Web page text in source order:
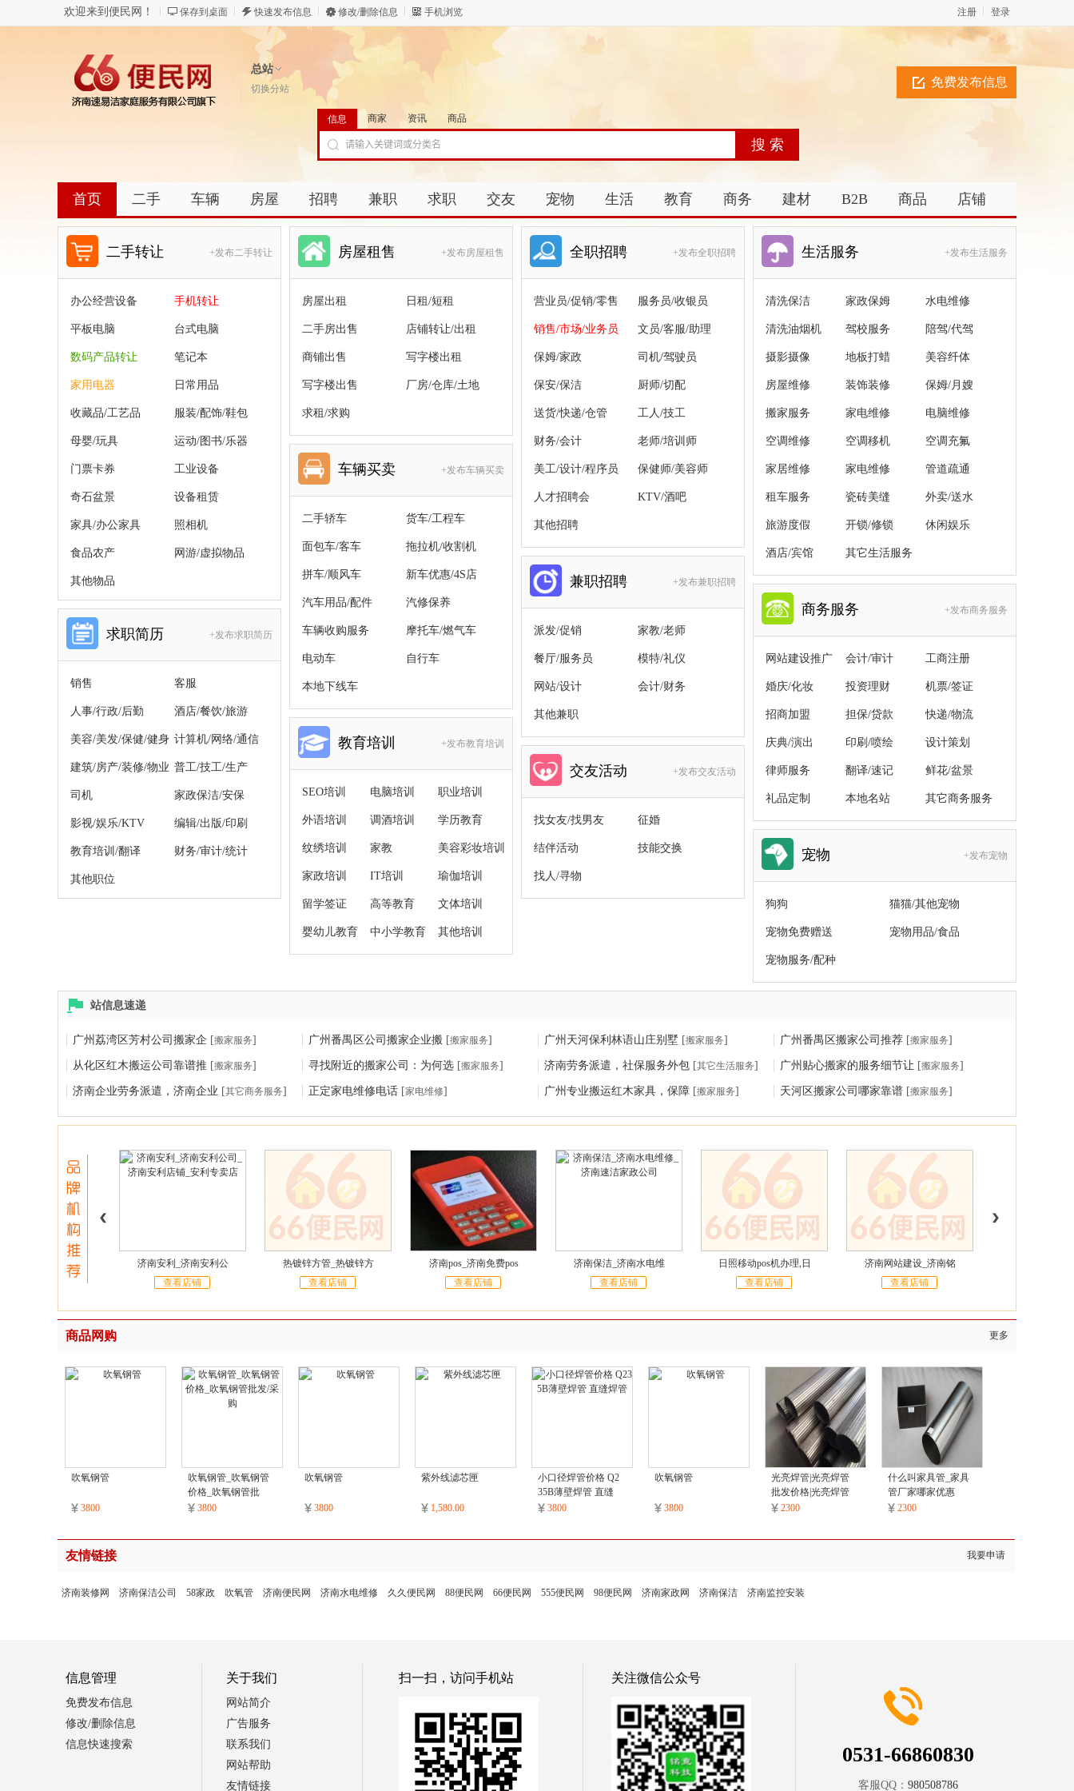
欢迎来到便民网！ 保存到桌面 快速发布信息 修改/删除信息 手机浏览 登录
注册
总站
切换分站 免费发布信息
信息 商家 资讯 商品
首页 二手 车辆 房屋 招聘 兼职 求职 交友 宠物 生活 教育 商务 建材 B2B 商品 店铺
二手转让 +发布二手转让
办公经营设备 手机转让
平板电脑 台式电脑
数码产品转让 笔记本
家用电器 日常用品
收藏品/工艺品 服装/配饰/鞋包
母婴/玩具 运动/图书/乐器
门票卡券 工业设备
奇石盆景 设备租赁
家具/办公家具 照相机
食品农产 网游/虚拟物品
其他物品
求职简历 +发布求职简历
销售 客服
人事/行政/后勤 酒店/餐饮/旅游
美容/美发/保健/健身 计算机/网络/通信
建筑/房产/装修/物业 普工/技工/生产
司机 家政保洁/安保
影视/娱乐/KTV 编辑/出版/印刷
教育培训/翻译 财务/审计/统计
其他职位
房屋租售 +发布房屋租售
房屋出租 日租/短租
二手房出售 店铺转让/出租
商铺出售 写字楼出租
写字楼出售 厂房/仓库/土地
求租/求购
车辆买卖 +发布车辆买卖
二手轿车 货车/工程车
面包车/客车 拖拉机/收割机
拼车/顺风车 新车优惠/4S店
汽车用品/配件 汽修保养
车辆收购服务 摩托车/燃气车
电动车 自行车
本地下线车
教育培训 +发布教育培训
SEO培训 电脑培训 职业培训
外语培训 调酒培训 学历教育
纹绣培训 家教 美容彩妆培训
家政培训 IT培训 瑜伽培训
留学签证 高等教育 文体培训
婴幼儿教育 中小学教育 其他培训
全职招聘 +发布全职招聘
营业员/促销/零售 服务员/收银员
销售/市场/业务员 文员/客服/助理
保姆/家政 司机/驾驶员
保安/保洁 厨师/切配
送货/快递/仓管 工人/技工
财务/会计 老师/培训师
美工/设计/程序员 保健师/美容师
人才招聘会 KTV/酒吧
其他招聘
兼职招聘 +发布兼职招聘
派发/促销 家教/老师
餐厅/服务员 模特/礼仪
网站/设计 会计/财务
其他兼职
交友活动 +发布交友活动
找女友/找男友 征婚
结伴活动 技能交换
找人/寻物
生活服务 +发布生活服务
清洗保洁 家政保姆 水电维修
清洗油烟机 驾校服务 陪驾/代驾
摄影摄像 地板打蜡 美容纤体
房屋维修 装饰装修 保姆/月嫂
搬家服务 家电维修 电脑维修
空调维修 空调移机 空调充氟
家居维修 家电维修 管道疏通
租车服务 瓷砖美缝 外卖/送水
旅游度假 开锁/修锁 休闲娱乐
酒店/宾馆 其它生活服务
商务服务 +发布商务服务
网站建设推广 会计/审计 工商注册
婚庆/化妆 投资理财 机票/签证
招商加盟 担保/贷款 快递/物流
庆典/演出 印刷/喷绘 设计策划
律师服务 翻译/速记 鲜花/盆景
礼品定制 本地名站 其它商务服务
宠物 +发布宠物
狗狗 猫猫/其他宠物
宠物免费赠送 宠物用品/食品
宠物服务/配种
站信息速递
广州荔湾区芳村公司搬家企 [搬家服务] 广州番禺区公司搬家企业搬[搬家服务] 广州天河保利林语山庄别墅 [搬家服务] 广州番禺区搬家公司推荐 [搬家服务]
从化区红木搬运公司靠谱推 [搬家服务] 寻找附近的搬家公司：为何选[搬家服务] 济南劳务派遣，社保服务外包[其它生活服务] 广州贴心搬家的服务细节让 [搬家服务]
济南企业劳务派遣，济南企业 [其它商务服务] 正定家电维修电话[家电维修] 广州专业搬运红木家具，保障[搬家服务] 天河区搬家公司哪家靠谱 [搬家服务]
济南安利_济南安利公
查看店铺
热镀锌方管_热镀锌方
查看店铺
济南pos_济南免费pos
查看店铺
济南保洁_济南水电维
查看店铺
日照移动pos机办理,日
查看店铺
济南网站建设_济南铭
查看店铺
商品网购 更多
吹氧钢管
3800
吹氧钢管_吹氧钢管
价格_吹氧钢管批
发/采购
3800
吹氧钢管
3800
紫外线滤芯匣
1,580.00
小口径焊管价格 Q2
35B薄壁焊管 直缝
焊管3800
吹氧钢管
3800
光亮焊管|光亮焊管
批发价格|光亮焊管
采购2300
什么叫家具管_家具
管厂家哪家优惠
2300
友情链接 我要申请
济南装修网 济南保洁公司 58家政 吹氧管 济南便民网 济南水电维修 久久便民网 88便民网 66便民网 555便民网 98便民网 济南家政网 济南保洁 济南监控安装
信息管理
免费发布信息
修改/删除信息
信息快速搜索
关于我们
网站简介
广告服务
联系我们
网站帮助
友情链接
扫一扫，访问手机站 关注微信公众号
0531-66860830
客服QQ： 980508786